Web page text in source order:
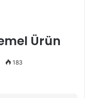
Ürün
183